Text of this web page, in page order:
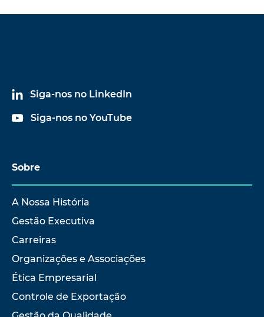
Siga-nos no LinkedIn
Siga-nos no YouTube
Sobre
A Nossa História
Gestão Executiva
Carreiras
Organizações e Associações
Ética Empresarial
Controle de Exportação